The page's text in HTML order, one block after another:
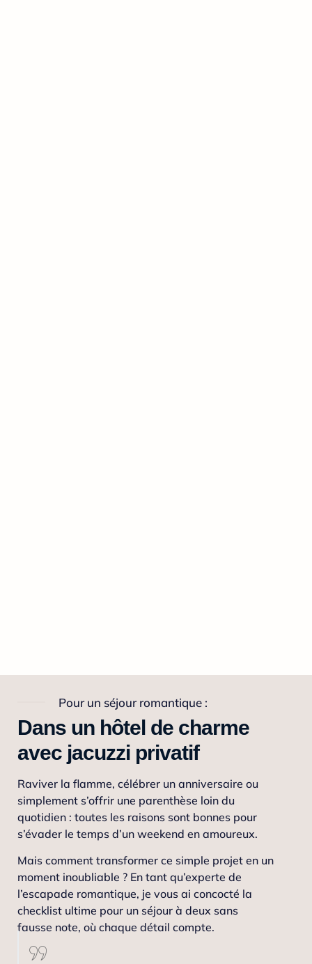
Pour un séjour romantique :
Dans un hôtel de charme
avec jacuzzi privatif
Raviver la flamme, célébrer un anniversaire ou
simplement s’offrir une parenthèse loin du
quotidien : toutes les raisons sont bonnes pour
s’évader le temps d’un weekend en amoureux.
Mais comment transformer ce simple projet en un
moment inoubliable ? En tant qu’experte de
l’escapade romantique, je vous ai concocté la
checklist ultime pour un séjour à deux sans
fausse note, où chaque détail compte.